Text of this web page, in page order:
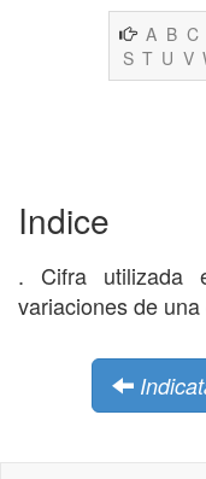
A B C
S T U V
Indice
. Cifra utilizada
variaciones de una